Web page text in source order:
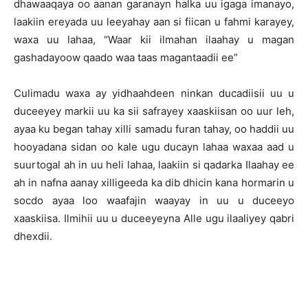
dhawaaqaya oo aanan garanayn halka uu igaga imanayo,
laakiin ereyada uu leeyahay aan si fiican u fahmi karayey,
waxa uu lahaa, “Waar kii ilmahan ilaahay u magan
gashadayoow qaado waa taas magantaadii ee”
Culimadu waxa ay yidhaahdeen ninkan ducadiisii uu u
duceeyey markii uu ka sii safrayey xaaskiisan oo uur leh,
ayaa ku began tahay xilli samadu furan tahay, oo haddii uu
hooyadana sidan oo kale ugu ducayn lahaa waxaa aad u
suurtogal ah in uu heli lahaa, laakiin si qadarka Ilaahay ee
ah in nafna aanay xilligeeda ka dib dhicin kana hormarin u
socdo ayaa loo waafajin waayay in uu u duceeyo
xaaskiisa. Ilmihii uu u duceeyeyna Alle ugu ilaaliyey qabri
dhexdii.